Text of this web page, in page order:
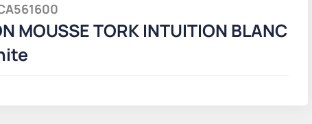
MOUSSE TORK INTUITION BLANC